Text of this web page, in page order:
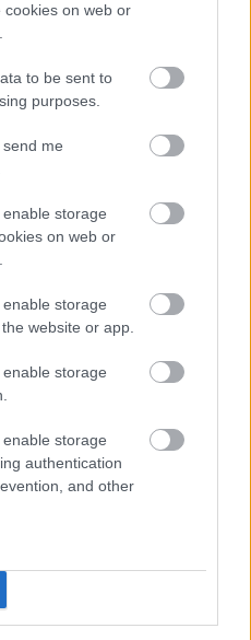
cookies on web or
to be sent to
purposes.
me
storage
on web or
storage
website or app.
storage
storage
authentication
and other
Prečo klasická
potrubia v